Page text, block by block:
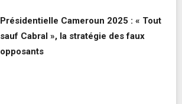
Présidentielle Cameroun 2025 : « Tout
sauf Cabral », la stratégie des faux
opposants